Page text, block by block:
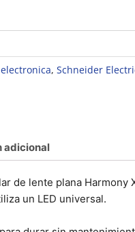
tapa a
conos
Royer
Rojo –
100
, Schneider
adicional
de lente plana Harmony
un LED universal.